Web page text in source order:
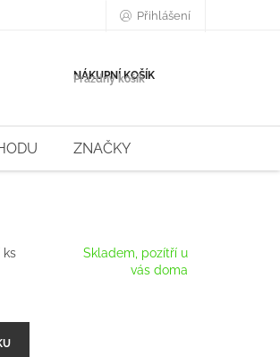
Přihlášení
NÁKUPNÍ KOŠÍK
Prázdný košík
ZNAČKY
Skladem, pozítří u
vás doma